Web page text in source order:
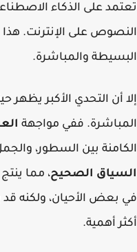
على الذكاء
على الإنترنت. هذا
والمباشرة.
أن التحدي الأكبر يظهر
ففي مواجهة
بين السطور، والجمل
الصحيح، مما ينتج
بعض الأحيان، ولكنه قد
أهمية.